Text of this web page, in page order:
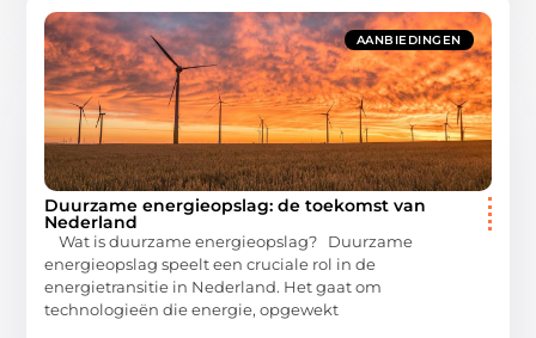
AANBIEDINGEN
Duurzame energieopslag: de toekomst van
Nederland
Wat is duurzame energieopslag? Duurzame
energieopslag speelt een cruciale rol in de
energietransitie in Nederland. Het gaat om
technologieën die energie, opgewekt